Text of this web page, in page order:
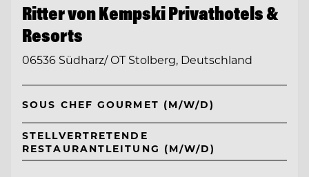
Ritter von Kempski Privathotels &
Resorts
06536 Südharz/ OT Stolberg, Deutschland
SOUS CHEF GOURMET (M/W/D)
STELLVERTRETENDE
RESTAURANTLEITUNG (M/W/D)